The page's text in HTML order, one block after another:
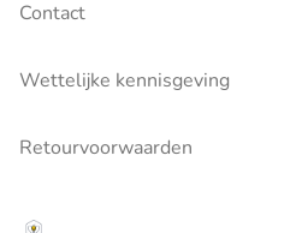
Contact
Wettelijke kennisgeving
Retourvoorwaarden